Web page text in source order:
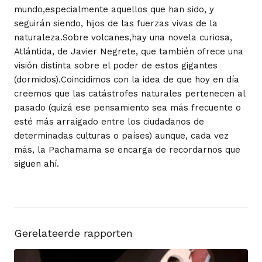
mundo,especialmente aquellos que han sido, y
seguirán siendo, hijos de las fuerzas vivas de la
naturaleza.Sobre volcanes,hay una novela curiosa,
Atlántida, de Javier Negrete, que también ofrece una
visión distinta sobre el poder de estos gigantes
(dormidos).Coincidimos con la idea de que hoy en día
creemos que las catástrofes naturales pertenecen al
pasado (quizá ese pensamiento sea más frecuente o
esté más arraigado entre los ciudadanos de
determinadas culturas o países) aunque, cada vez
más, la Pachamama se encarga de recordarnos que
siguen ahí.
Gerelateerde rapporten